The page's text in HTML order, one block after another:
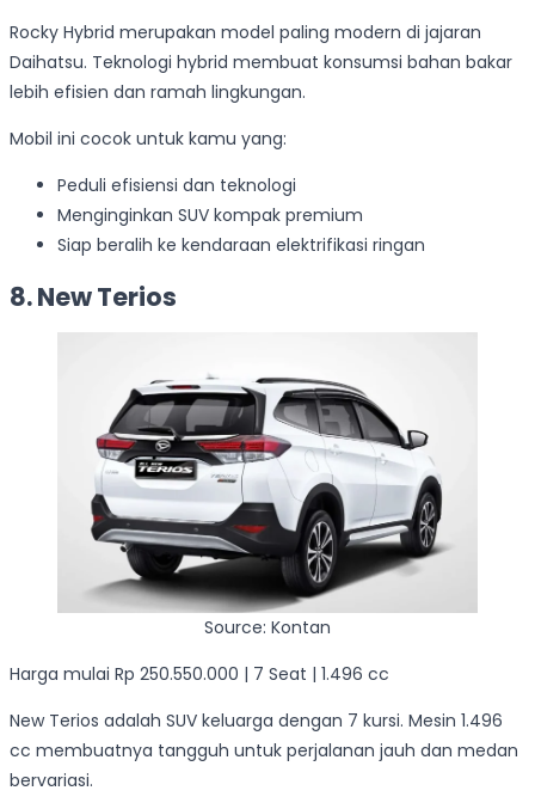
Rocky Hybrid merupakan model paling modern di jajaran
Daihatsu. Teknologi hybrid membuat konsumsi bahan bakar
lebih efisien dan ramah lingkungan.
Mobil ini cocok untuk kamu yang:
Peduli efisiensi dan teknologi
Menginginkan SUV kompak premium
Siap beralih ke kendaraan elektrifikasi ringan
8. New Terios
Source: Kontan
Harga mulai Rp 250.550.000 | 7 Seat | 1.496 cc
New Terios adalah SUV keluarga dengan 7 kursi. Mesin 1.496
cc membuatnya tangguh untuk perjalanan jauh dan medan
bervariasi.